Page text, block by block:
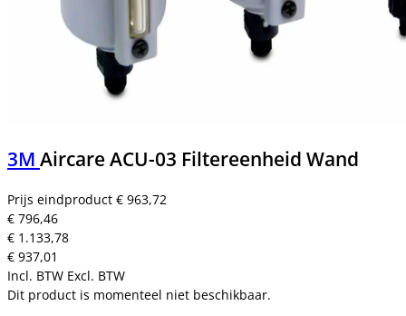
3M Aircare ACU-03 Filtereenheid Wand
Prijs eindproduct € 963,72
€ 796,46
€ 1.133,78
€ 937,01
Incl. BTW Excl. BTW
Dit product is momenteel niet beschikbaar.